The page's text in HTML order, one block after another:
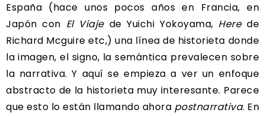
España (hace unos pocos años en Francia, en
Japón con El Viajede Yuichi Yokoyama, Herede
Richard Mcguire etc,) una línea de historieta donde
la imagen, el signo, la semántica prevalecen sobre
la narrativa. Y aquí se empieza a ver un enfoque
abstracto de la historieta muy interesante. Parece
que esto lo están llamando ahora postnarrativa. En